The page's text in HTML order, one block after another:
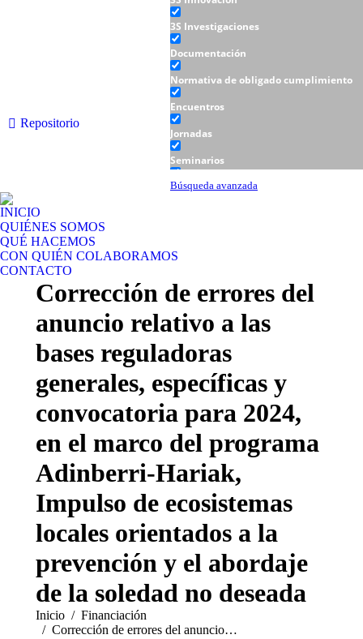
Repositorio
3S Investigaciones
Documentación
Normativa de obligado cumplimiento
Encuentros
Jornadas
Seminarios
Talleres
Búsqueda avanzada
INICIO
QUIÉNES SOMOS
QUÉ HACEMOS
CON QUIÉN COLABORAMOS
CONTACTO
Corrección de errores del
anuncio relativo a las
bases reguladoras
generales, específicas y
convocatoria para 2024,
en el marco del programa
Adinberri-Hariak,
Impulso de ecosistemas
locales orientados a la
prevención y el abordaje
de la soledad no deseada
Estás aquí:
Inicio
Financiación
Corrección de errores del anuncio…